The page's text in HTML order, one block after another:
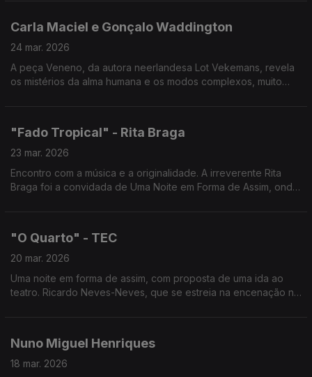
Carla Maciel e Gonçalo Waddington
24 mar. 2026
A peça Veneno, da autora neerlandesa Lot Vekemans, revela
os mistérios da alma humana e os modos complexos, muito
"Fado Tropical" - Rita Braga
23 mar. 2026
Encontro com a música e a originalidade. A irreverente Rita
Braga foi a convidada de Uma Noite em Forma de Assim, onde
"O Quarto" - TEC
20 mar. 2026
Uma noite em forma de assim, com proposta de uma ida ao
teatro. Ricardo Neves-Neves, que se estreia na encenação no
Nuno Miguel Henriques
18 mar. 2026